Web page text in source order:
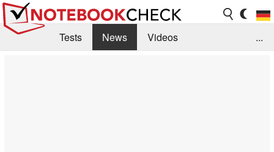
Tests News
Videos
...